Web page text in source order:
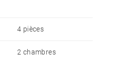
4 pièces
2 chambres